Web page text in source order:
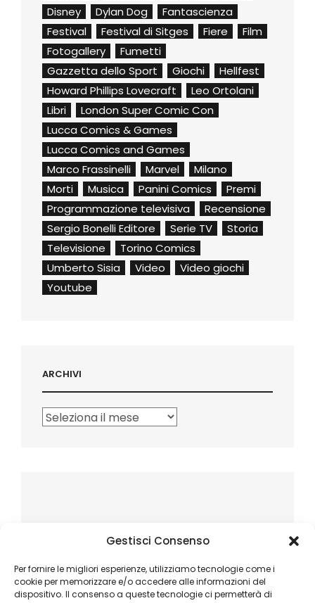
Gestisci Consenso
Per fornire le migliori esperienze, utilizziamo tecnologie come i
cookie per memorizzare e/o accedere alle informazioni del
dispositivo. Il consenso a queste tecnologie ci permetterà di
Disney
Dylan Dog
Fantascienza
Festival
Festival di Sitges Fiere
Film
Fotogallery
Fumetti
Gazzetta dello Sport
Giochi
Hellfest
Howard Phillips Lovecraft
Leo Ortolani
Libri
London Super Comic Con
Lucca Comics & Games
Lucca Comics and Games
Marco Frassinelli
Marvel
Milano
Morti
Musica Panini Comics
Premi
Programmazione televisiva
Recensione
Sergio Bonelli Editore
Serie TV
Storia
Televisione
Torino Comics
Umberto Sisia
Video
Video giochi
Youtube
ARCHIVI
Archivi